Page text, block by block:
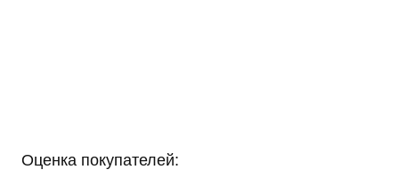
Оценка покупателей: